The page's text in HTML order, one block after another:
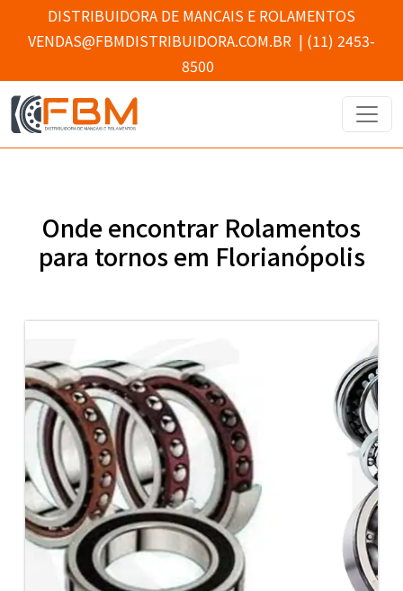
DISTRIBUIDORA DE MANCAIS E ROLAMENTOS
VENDAS@FBMDISTRIBUIDORA.COM.BR | (11) 2453-
8500
Onde encontrar Rolamentos
para tornos em Florianópolis